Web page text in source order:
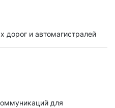
дорог и автомагистралей
для